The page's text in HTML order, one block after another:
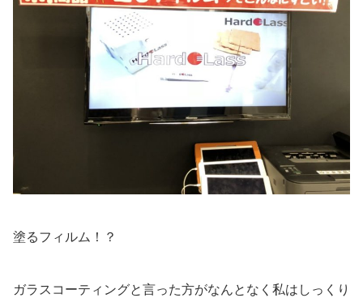
塗るフィルム！？
ガラスコーティングと言った方がなんとなく私はしっくり